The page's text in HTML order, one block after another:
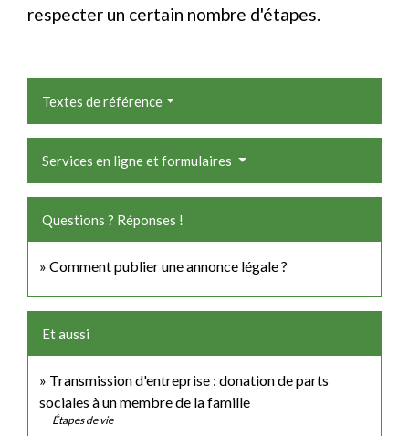
respecter un certain nombre d'étapes.
Textes de référence
Services en ligne et formulaires
Questions ? Réponses !
Comment publier une annonce légale ?
Et aussi
Transmission d'entreprise : donation de parts
sociales à un membre de la famille
Étapes de vie